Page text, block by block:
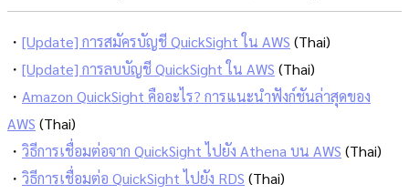
・ [Update] การสมัครบัญชี QuickSight ใน AWS (Thai)
・ [Update] การลบบัญชี QuickSight ใน AWS (Thai)
・ Amazon QuickSight คืออะไร? การแนะนำฟังก์ชันล่าสุดของ
AWS (Thai)
・ วิธีการเชื่อมต่อจาก QuickSight ไปยัง Athena บน AWS (Thai)
・ วิธีการเชื่อมต่อ QuickSight ไปยัง RDS (Thai)